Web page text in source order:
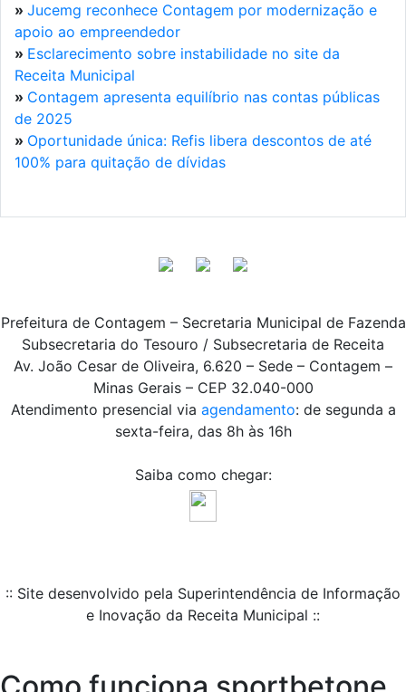
» Jucemg reconhece Contagem por modernização e
apoio ao empreendedor
» Esclarecimento sobre instabilidade no site da
Receita Municipal
» Contagem apresenta equilíbrio nas contas públicas
de 2025
» Oportunidade única: Refis libera descontos de até
100% para quitação de dívidas
Prefeitura de Contagem – Secretaria Municipal de Fazenda
Subsecretaria do Tesouro / Subsecretaria de Receita
Av. João Cesar de Oliveira, 6.620 – Sede – Contagem –
Minas Gerais – CEP 32.040-000
Atendimento presencial via agendamento: de segunda a
sexta-feira, das 8h às 16h
Saiba como chegar:
:: Site desenvolvido pela Superintendência de Informação
e Inovação da Receita Municipal ::